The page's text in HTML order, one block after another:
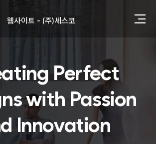
웹사이트 - (주)세스코
동영상, 카탈로그 - 피자마루
웹사이트 - 백조씽크
사진, 광고디자인 - 중외제약
패키지, 디자인 - 고려은단
동영상 - (주)듀오백
동영상 - ㈜고피자
동영상 - 모모스커피㈜
Perfect
with Passion
Innovation